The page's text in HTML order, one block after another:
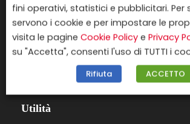
Chi Siamo
Contatti
Appuntamento
Utilità
fini operativi, statistici e pubblicitari. Per
servono i cookie e per impostare le
visita le pagine Cookie Policy e Privacy
su "Accetta", consenti l'uso di TUTTI i
Rifiuta ACCETTO